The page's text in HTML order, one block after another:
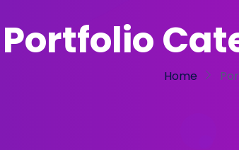
Portfolio
Home